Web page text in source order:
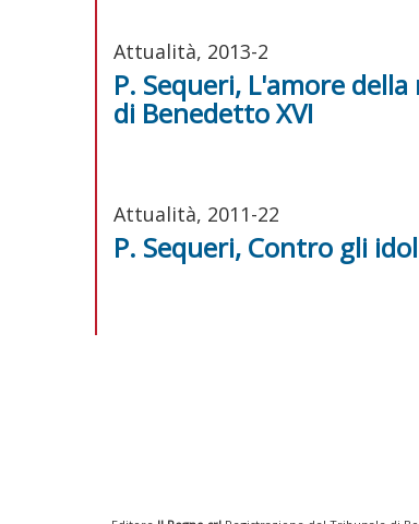
Attualità, 2013-2
P. Sequeri, L'amore
di Benedetto XVI
Attualità, 2011-22
P. Sequeri, Contro gli